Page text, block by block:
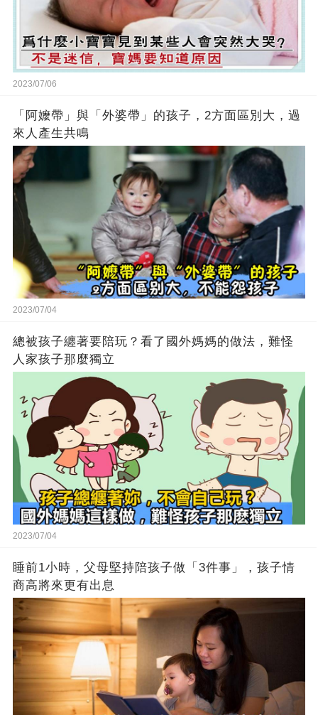
2023/07/06
「阿嬤帶」與「外婆帶」的孩子，2方面區別大，過
來人產生共鳴
2023/07/04
總被孩子纏著要陪玩？看了國外媽媽的做法，難怪
人家孩子那麼獨立
2023/07/04
睡前1小時，父母堅持陪孩子做「3件事」，孩子情
商高將來更有出息